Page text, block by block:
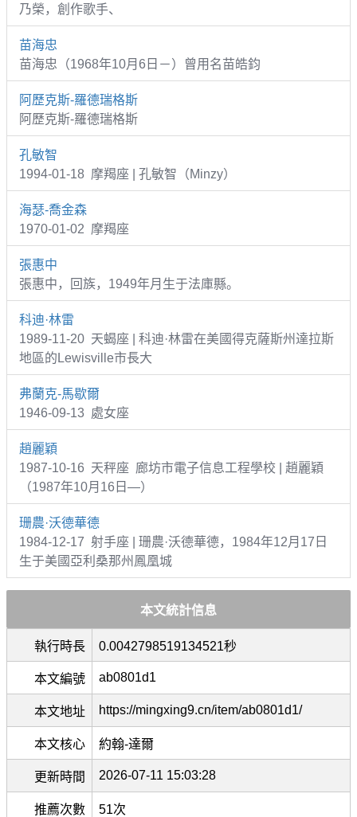
乃榮，創作歌手、
苗海忠
苗海忠（1968年10月6日－）曾用名苗皓鈞
阿歷克斯-羅德瑞格斯
阿歷克斯-羅德瑞格斯
孔敏智
1994-01-18 摩羯座 | 孔敏智（Minzy）
海瑟-喬金森
1970-01-02 摩羯座
張惠中
張惠中，回族，1949年月生于法庫縣。
科迪·林雷
1989-11-20 天蝎座 | 科迪·林雷在美國得克薩斯州達拉斯
地區的Lewisville市長大
弗蘭克-馬歇爾
1946-09-13 處女座
趙麗穎
1987-10-16 天秤座 廊坊市電子信息工程學校 | 趙麗穎
（1987年10月16日—）
珊農·沃德華德
1984-12-17 射手座 | 珊農·沃德華德，1984年12月17日
生于美國亞利桑那州鳳凰城
本文統計信息
執行時長 0.0042798519134521秒
本文編號 ab0801d1
本文地址 https://mingxing9.cn/item/ab0801d1/
本文核心 約翰-達爾
更新時間 2026-07-11 15:03:28
推薦次數 51次